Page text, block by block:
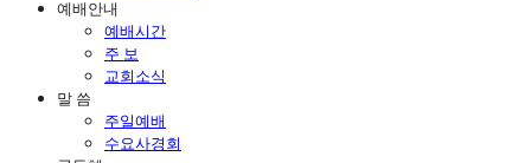
예배안내
예배시간
주 보
교회소식
말 씀
주일예배
수요사경회